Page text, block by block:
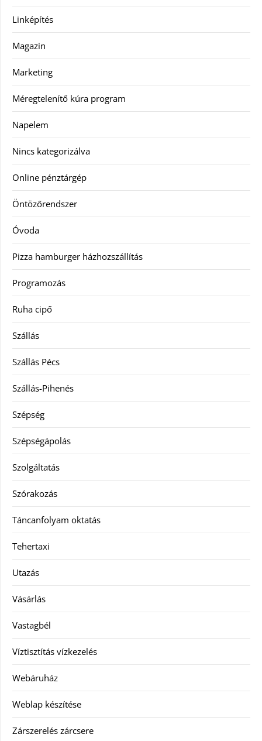
Linképítés
Magazin
Marketing
Méregtelenítő kúra program
Napelem
Nincs kategorizálva
Online pénztárgép
Öntözőrendszer
Óvoda
Pizza hamburger házhozszállítás
Programozás
Ruha cipő
Szállás
Szállás Pécs
Szállás-Pihenés
Szépség
Szépségápolás
Szolgáltatás
Szórakozás
Táncanfolyam oktatás
Tehertaxi
Utazás
Vásárlás
Vastagbél
Víztisztítás vízkezelés
Webáruház
Weblap készítése
Zárszerelés zárcsere